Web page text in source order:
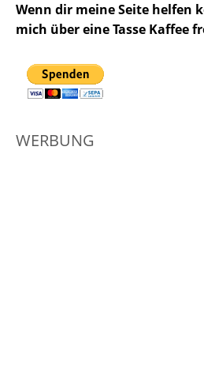
Wenn dir meine Seite helfen
mich über eine Tasse Kaffee
WERBUNG